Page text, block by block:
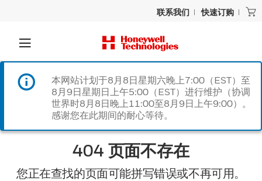
联系我们 快速订购
本网站计划于8月8日星期六晚上7:00（EST）至
8月9日星期日上午5:00（EST）进行维护（协调
世界时8月8日晚上11:00至8月9日上午9:00）。
感谢您在此期间的耐心等待。
404 页面不存在
您正在查找的页面可能拼写错误或不再可用。